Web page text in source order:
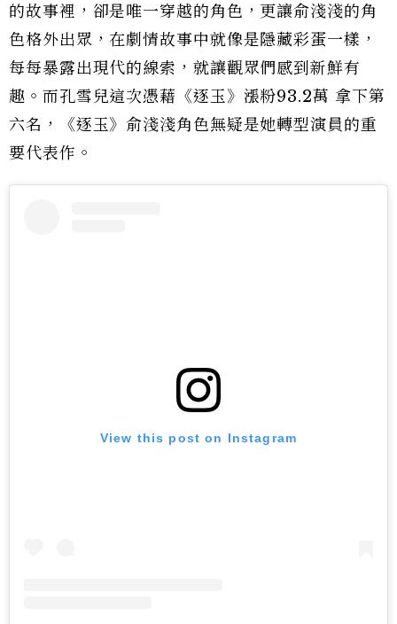
的故事裡，卻是唯一穿越的角色，更讓俞淺淺的角
色格外出眾，在劇情故事中就像是隱藏彩蛋一樣，
每每暴露出現代的線索，就讓觀眾們感到新鮮有
趣。而孔雪兒這次憑藉《逐玉》漲粉93.2萬 拿下第
六名，《逐玉》俞淺淺角色無疑是她轉型演員的重
要代表作。
View this post on Instagram